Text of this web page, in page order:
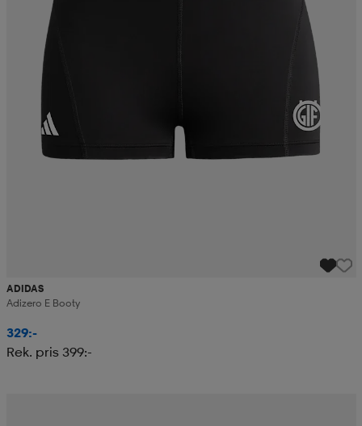
ADIDAS
Adizero E Booty
329:-
Rek. pris 399:-